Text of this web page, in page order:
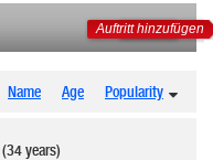
Auftritt hinzufügen
Name Age Popularity
(34 years)